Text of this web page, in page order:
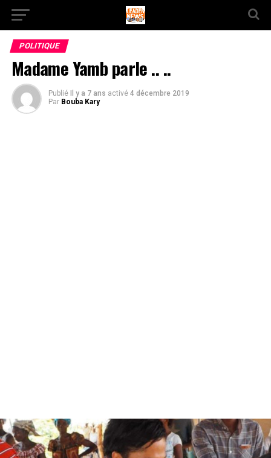
POLITIQUE
Madame Yamb parle .. ..
Publié Il y a 7 ans activé 4 décembre 2019
Par Bouba Kary